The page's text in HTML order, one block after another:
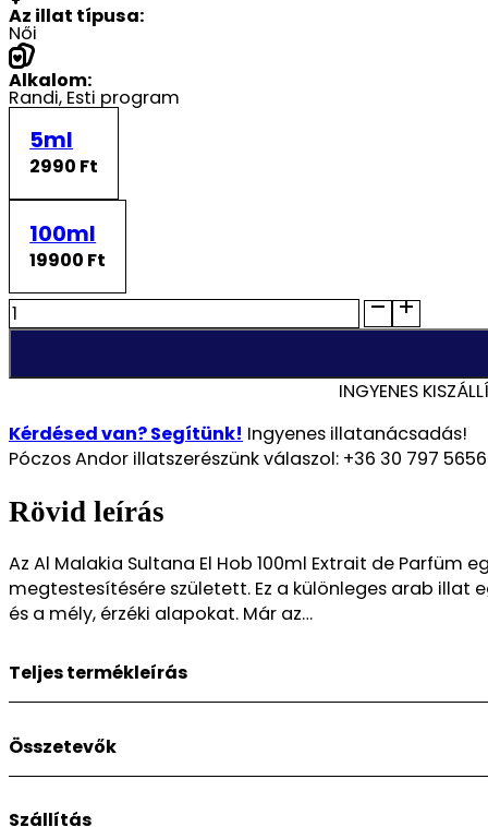
Az illat típusa:
Női
Alkalom:
Randi, Esti program
5ml
2990 Ft
100ml
19900 Ft
Al
Malakia
El
100ml
Extrait
Parfüm
illat
mennyiség
INGYENES
Kérdésed van? Segítünk! Ingyenes illatanácsadás!
Póczos Andor illatszerészünk válaszol: +36 30 797 5656
Rövid leírás
Az Al Malakia Sultana El Hob 100ml Extrait de
megtestesítésére született. Ez a különleges arab
és a mély, érzéki alapokat. Már az…
Teljes termékleírás
Az Al Malakia Sultana El Hob 100ml Extrait de Parfüm
megtestesítésére született. Ez a különleges arab illat
mély, érzéki alapokat. Már az első pillanatban
nyújt.
Összetevők
Minőség:
Szállítás